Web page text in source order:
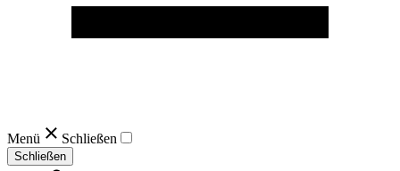
Menü Schließen
Schließen